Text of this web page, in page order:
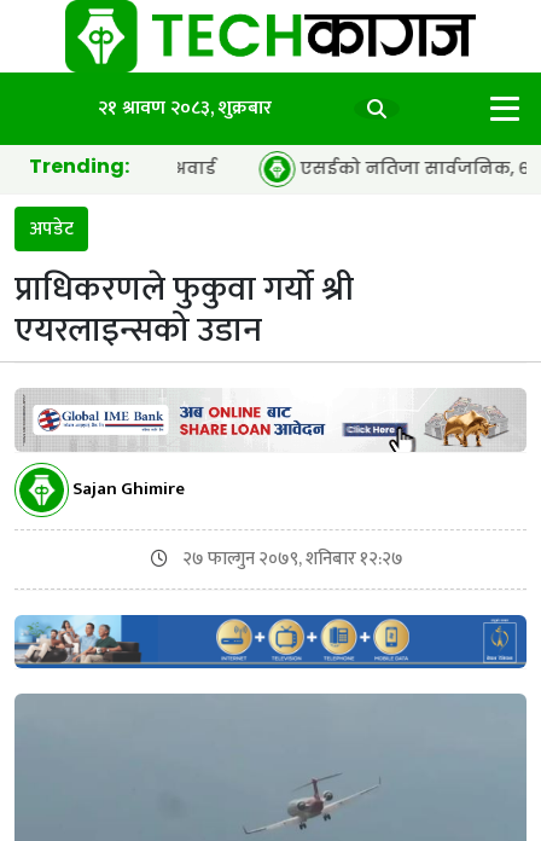
२१ श्रावण २०८३, शुक्रबार
Trending:
द इयर’ अवार्ड एसईको नतिजा सार्वजनिक, ६५.९८ प्रतिशत
अपडेट
प्राधिकरणले फुकुवा गर्यो श्री
एयरलाइन्सको उडान
Sajan Ghimire
२७ फाल्गुन २०७९, शनिबार १२:२७